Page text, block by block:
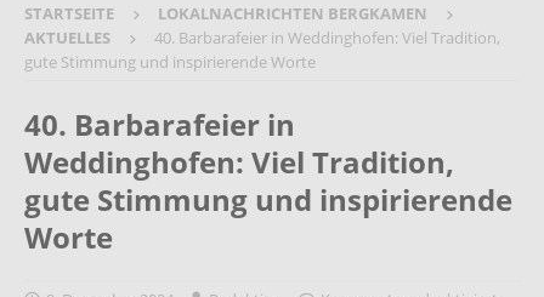
STARTSEITE
LOKALNACHRICHTEN BERGKAMEN
AKTUELLES
40. Barbarafeier in Weddinghofen: Viel Tradition,
gute Stimmung und inspirierende Worte
40. Barbarafeier in
Weddinghofen: Viel Tradition,
gute Stimmung und inspirierende
Worte